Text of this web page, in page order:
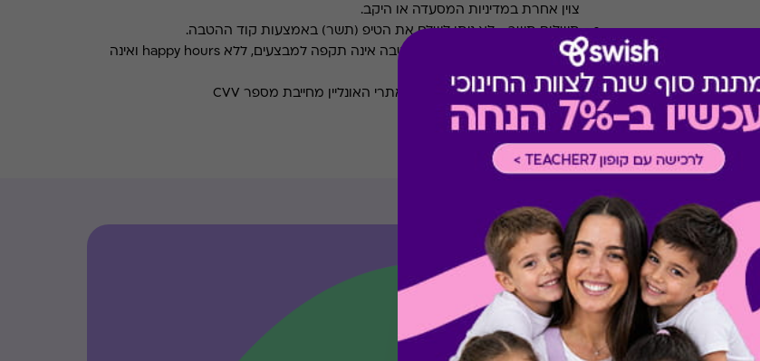
צוין אחרת במדיניות המסעדה או היקב.
תשלום תשר-לא ניתן לשלם את הטיפ (תשר) באמצעות קוד ההטבה.
מבצעים במסעדות/יקבים
ההטבה אינה תקפה למבצעים, ללא happy hours ואינה
כוללת 10% הנחה לתושבי אילת
רכישה אונליין- רכישה בחלק מאתרי האונליין מחייבת מספר CVV
קיבלת מתנה כזו?
בירור יתרה בכרטיס